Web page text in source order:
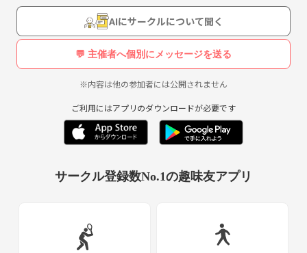
AIにサークルについて聞く
💬 主催者へ個別にメッセージを送る
※内容は他の参加者には公開されません
ご利用にはアプリのダウンロードが必要です
サークル登録数No.1の趣味友アプリ